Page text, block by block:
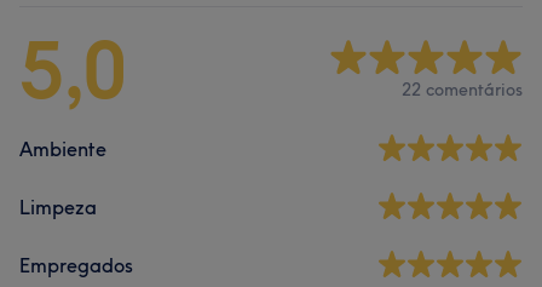
5,0 22 comentários
Ambiente
Limpeza
Empregados